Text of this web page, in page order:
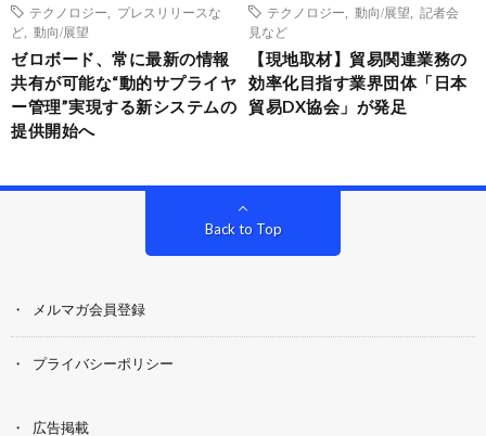
テクノロジー
プレスリリースな
ど
動向/展望
ゼロボード、常に最新の情報
共有が可能な“動的サプライヤ
ー管理”実現する新システムの
提供開始へ
テクノロジー
動向/展望
記者会
見など
【現地取材】貿易関連業務の
効率化目指す業界団体「日本
貿易DX協会」が発足
Back to Top
メルマガ会員登録
プライバシーポリシー
広告掲載